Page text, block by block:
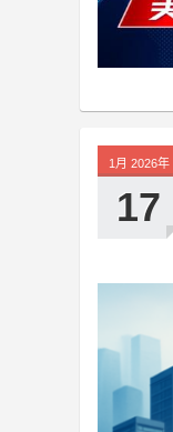
1月 2026年
17